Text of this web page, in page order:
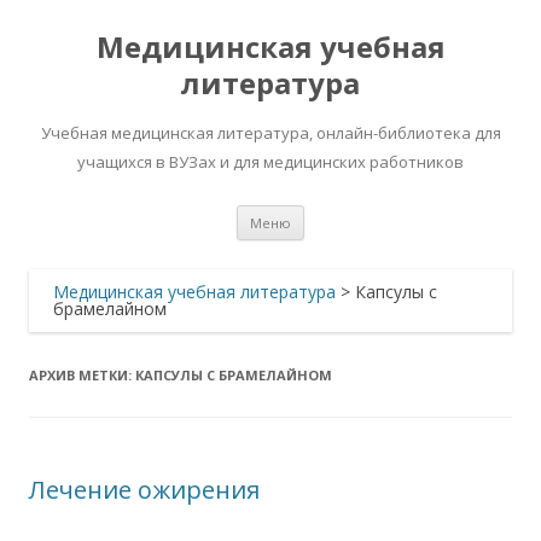
Медицинская учебная
литература
Учебная медицинская литература, онлайн-библиотека для
учащихся в ВУЗах и для медицинских работников
Меню
Медицинская учебная литература > Капсулы с
брамелайном
АРХИВ МЕТКИ: КАПСУЛЫ С БРАМЕЛАЙНОМ
Лечение ожирения